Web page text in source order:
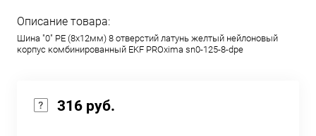
Описание товара:
Шина "0" РЕ (8х12мм) 8 отверстий латунь желтый нейлоновый
корпус комбинированный EKF PROxima sn0-125-8-dpe
316 руб.